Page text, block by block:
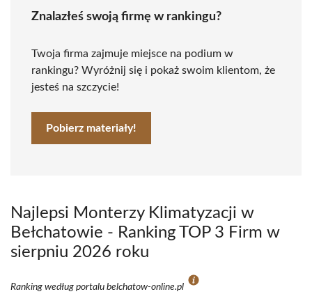
Znalazłeś swoją firmę w rankingu?
Twoja firma zajmuje miejsce na podium w
rankingu? Wyróżnij się i pokaż swoim klientom, że
jesteś na szczycie!
Pobierz materiały!
Najlepsi Monterzy Klimatyzacji w
Bełchatowie - Ranking TOP 3 Firm w
sierpniu 2026 roku
Ranking według portalu belchatow-online.pl